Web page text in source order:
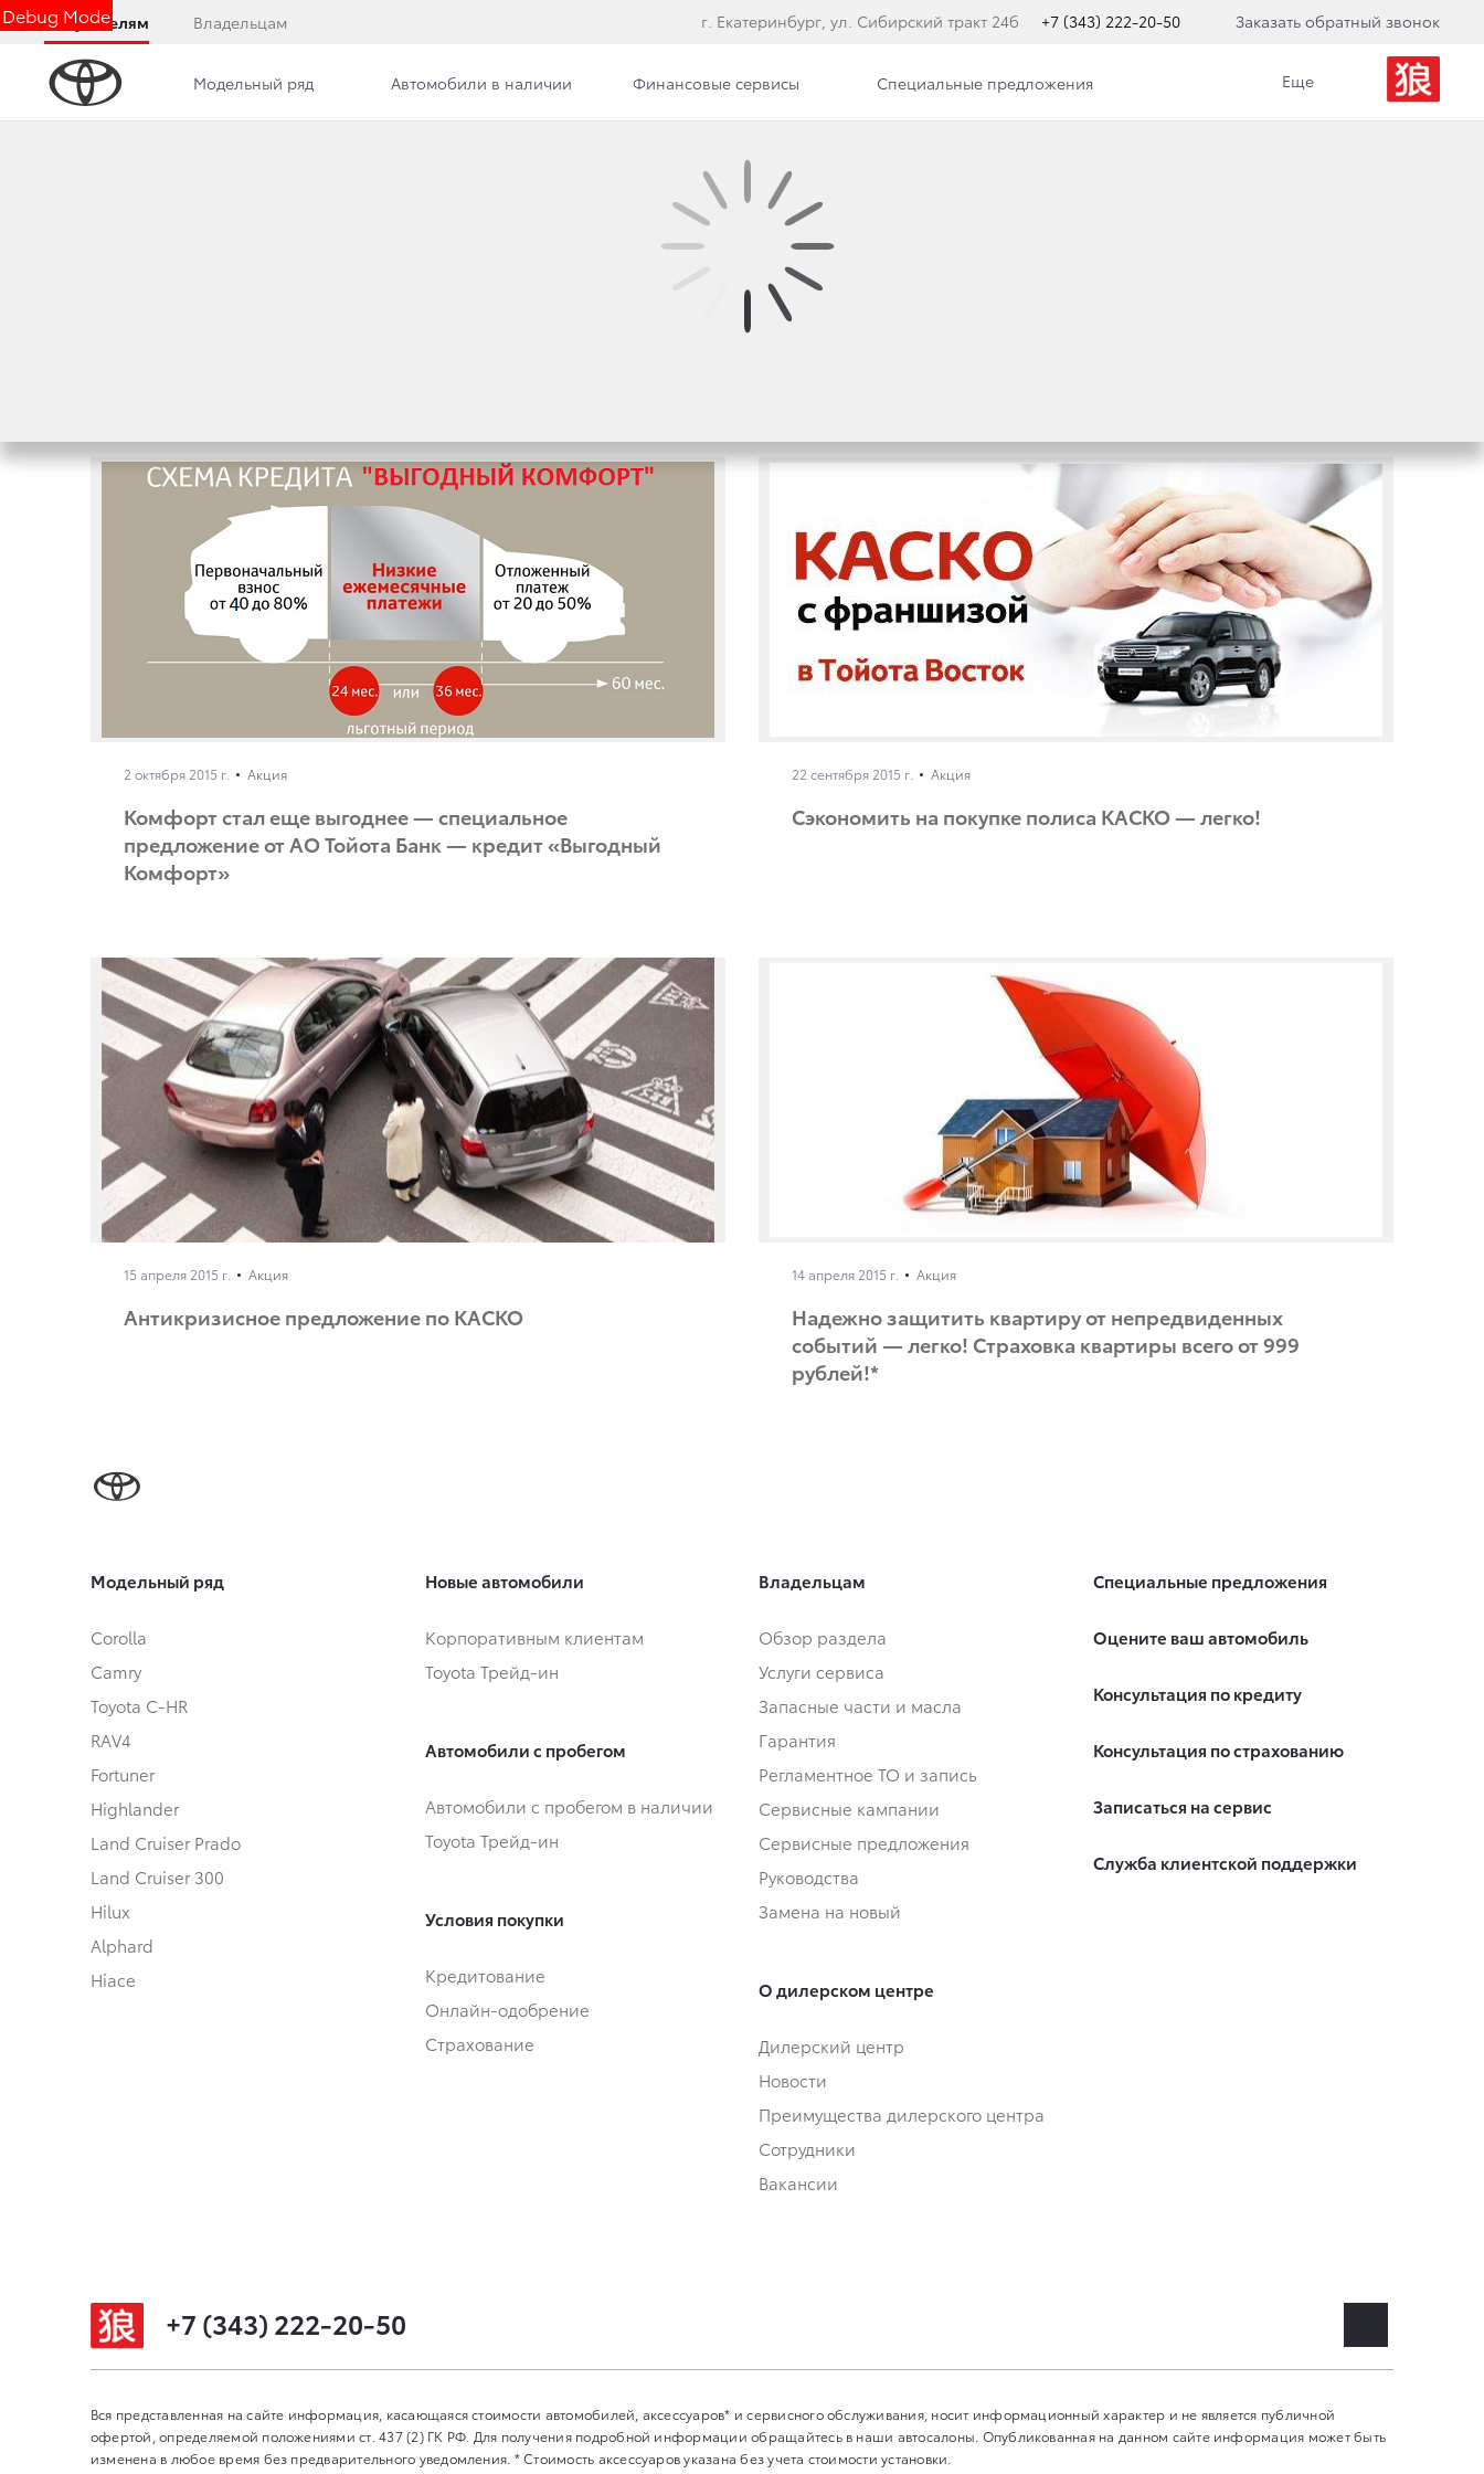
Debug Mode
Покупателям Владельцам г. Екатеринбург, ул. Сибирский тракт 24б +7 (343) 222-20-50 Заказать обратный звонок
Модельный ряд Автомобили в наличии Финансовые сервисы Специальные предложения Еще
2 октября 2015 г. Акция
Комфорт стал еще выгоднее — специальное
предложение от АО Тойота Банк — кредит «Выгодный
Комфорт»
22 сентября 2015 г. Акция
Сэкономить на покупке полиса КАСКО — легко!
15 апреля 2015 г. Акция
Антикризисное предложение по КАСКО
14 апреля 2015 г. Акция
Надежно защитить квартиру от непредвиденных
событий — легко! Страховка квартиры всего от 999
рублей!*
Модельный ряд
Corolla
Camry
Toyota C-HR
RAV4
Fortuner
Highlander
Land Cruiser Prado
Land Cruiser 300
Hilux
Alphard
Hiace
Новые автомобили
Корпоративным клиентам
Toyota Трейд-ин
Автомобили с пробегом
Автомобили с пробегом в наличии
Toyota Трейд-ин
Условия покупки
Кредитование
Онлайн-одобрение
Страхование
Владельцам
Обзор раздела
Услуги сервиса
Запасные части и масла
Гарантия
Регламентное ТО и запись
Сервисные кампании
Сервисные предложения
Руководства
Замена на новый
О дилерском центре
Дилерский центр
Новости
Преимущества дилерского центра
Сотрудники
Вакансии
Специальные предложения
Оцените ваш автомобиль
Консультация по кредиту
Консультация по страхованию
Записаться на сервис
Служба клиентской поддержки
+7 (343) 222-20-50
Вся представленная на сайте информация, касающаяся стоимости автомобилей, аксессуаров* и сервисного обслуживания, носит информационный характер и не является публичной
офертой, определяемой положениями ст. 437 (2) ГК РФ. Для получения подробной информации обращайтесь в наши автосалоны. Опубликованная на данном сайте информация может быть
изменена в любое время без предварительного уведомления. * Стоимость аксессуаров указана без учета стоимости установки.